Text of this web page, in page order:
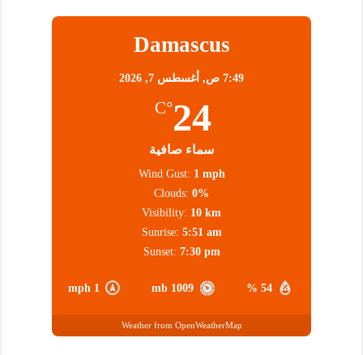
Damascus
7:49 ص, أغسطس 7, 2026
24
°C
سماء صافية
54 %
1009 mb
1 mph
Wind Gust: 1 mph
Clouds: 0%
Visibility: 10 km
Sunrise: 5:51 am
Sunset: 7:30 pm
Weather from OpenWeatherMap